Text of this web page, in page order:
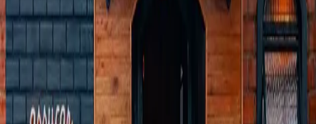
OASSUCAR Padaria Artesanal é um espaço em Mandaguari, no
que oferece cafés especiais e faz parte da curadoria do
Selecionado pela nossa equipe, o local foi avaliado por oferecer uma
boa experiência para quem busca onde tomar café especial em
Mandaguari, seja em uma cafeteria, restaurante ou outro tipo de
estabelecimento.